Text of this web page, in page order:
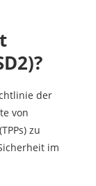
der
von
zu
im